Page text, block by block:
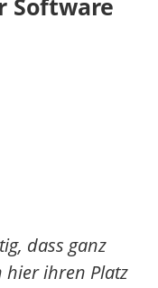
Software
dass ganz
hier ihren Platz